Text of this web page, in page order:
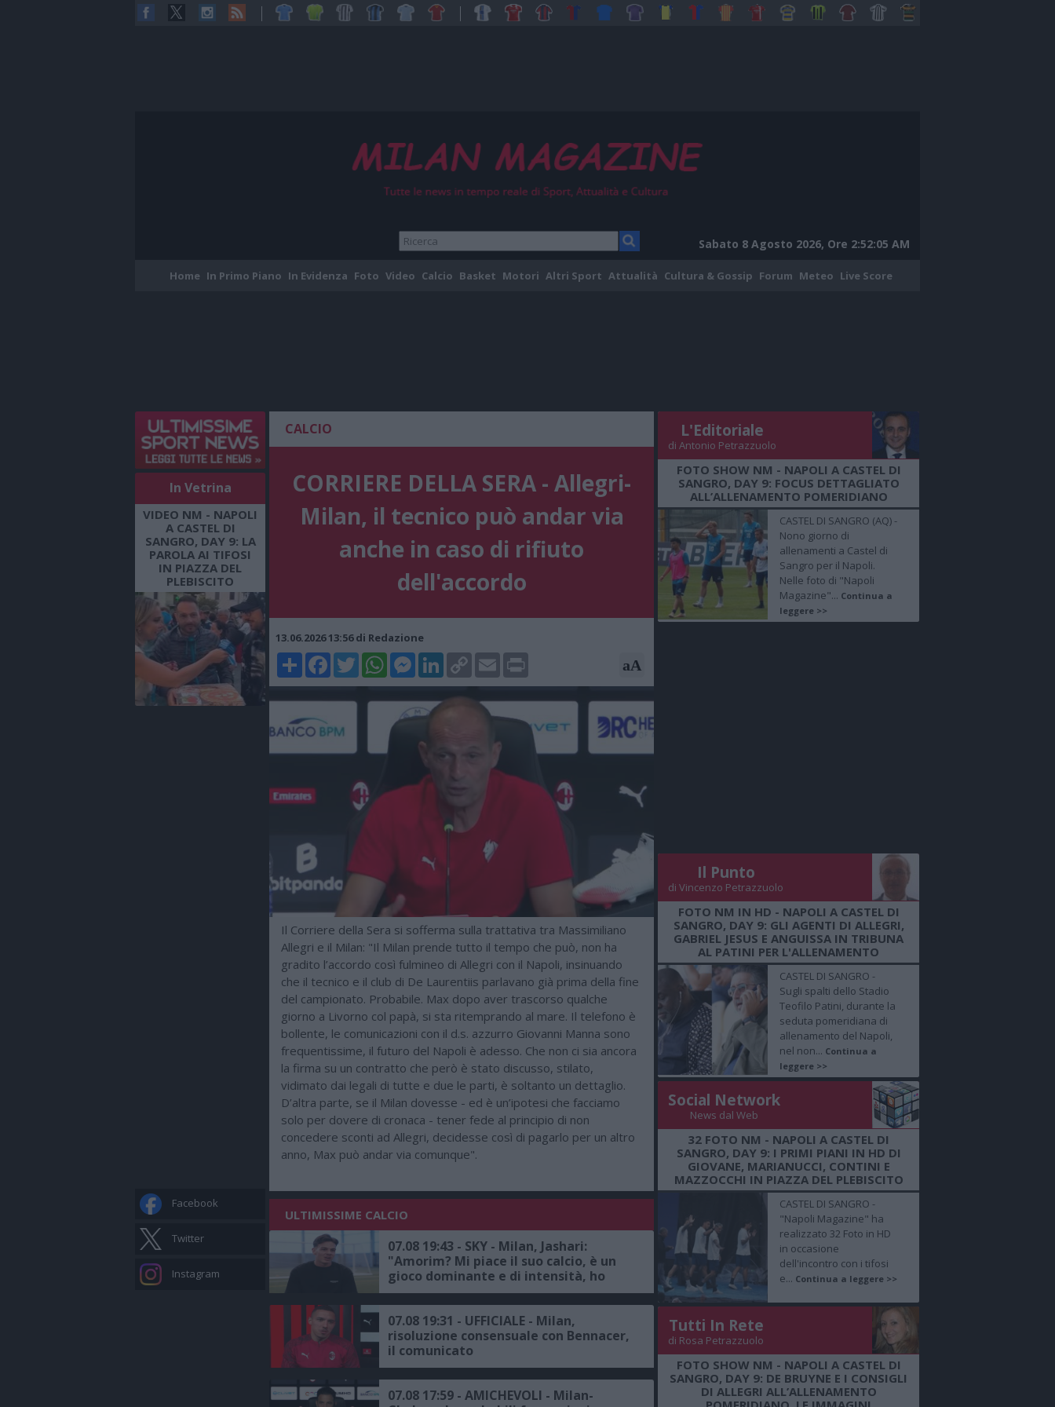
Sabato 8 Agosto 2026, Ore 2:52:06 AM
Home In Primo Piano In Evidenza Foto Video Calcio Basket Motori Altri Sport Attualità Cultura & Gossip Forum Meteo Live Score
In Vetrina
VIDEO NM - NAPOLI
A CASTEL DI
SANGRO, DAY 9: LA
PAROLA AI TIFOSI
IN PIAZZA DEL
PLEBISCITO
Facebook
Twitter
Instagram
CALCIO
CORRIERE DELLA SERA - Allegri-
Milan, il tecnico può andar via
anche in caso di rifiuto
dell'accordo
13.06.2026 13:56 di Redazione
ShareFacebookTwitterWhatsAppMessenger
LinkedIn
Copy
Link
Email Print aA
Il Corriere della Sera si sofferma sulla trattativa tra Massimiliano
Allegri e il Milan: "Il Milan prende tutto il tempo che può, non ha
gradito l’accordo così fulmineo di Allegri con il Napoli, insinuando
che il tecnico e il club di De Laurentiis parlavano già prima della fine
del campionato. Probabile. Max dopo aver trascorso qualche
giorno a Livorno col papà, si sta ritemprando al mare. Il telefono è
bollente, le comunicazioni con il d.s. azzurro Giovanni Manna sono
frequentissime, il futuro del Napoli è adesso. Che non ci sia ancora
la firma su un contratto che però è stato discusso, stilato,
vidimato dai legali di tutte e due le parti, è soltanto un dettaglio.
D’altra parte, se il Milan dovesse - ed è un’ipotesi che facciamo
solo per dovere di cronaca - tener fede al principio di non
concedere sconti ad Allegri, decidesse così di pagarlo per un altro
anno, Max può andar via comunque".
ULTIMISSIME CALCIO
07.08 19:43 - SKY - Milan, Jashari:
"Amorim? Mi piace il suo calcio, è un
gioco dominante e di intensità, ho
grande rispetto per il mister"
07.08 19:31 - UFFICIALE - Milan,
risoluzione consensuale con Bennacer,
il comunicato
07.08 17:59 - AMICHEVOLI - Milan-
L'Editoriale
di Antonio Petrazzuolo
FOTO SHOW NM - NAPOLI A CASTEL DI
SANGRO, DAY 9: FOCUS DETTAGLIATO
ALL’ALLENAMENTO POMERIDIANO
CASTEL DI SANGRO (AQ) -
Nono giorno di
allenamenti a Castel di
Sangro per il Napoli.
Nelle foto di "Napoli
Magazine"... Continua a
leggere >>
Il Punto
di Vincenzo Petrazzuolo
FOTO NM IN HD - NAPOLI A CASTEL DI
SANGRO, DAY 9: GLI AGENTI DI ALLEGRI,
GABRIEL JESUS E ANGUISSA IN TRIBUNA
AL PATINI PER L'ALLENAMENTO
CASTEL DI SANGRO -
Sugli spalti dello Stadio
Teofilo Patini, durante la
seduta pomeridiana di
allenamento del Napoli,
nel non... Continua a
leggere >>
Social Network
News dal Web
32 FOTO NM - NAPOLI A CASTEL DI
SANGRO, DAY 9: I PRIMI PIANI IN HD DI
GIOVANE, MARIANUCCI, CONTINI E
MAZZOCCHI IN PIAZZA DEL PLEBISCITO
CASTEL DI SANGRO -
"Napoli Magazine" ha
realizzato 32 Foto in HD
in occasione
dell'incontro con i tifosi
e... Continua a leggere >>
Tutti In Rete
di Rosa Petrazzuolo
FOTO SHOW NM - NAPOLI A CASTEL DI
SANGRO, DAY 9: DE BRUYNE E I CONSIGLI
DI ALLEGRI ALL’ALLENAMENTO